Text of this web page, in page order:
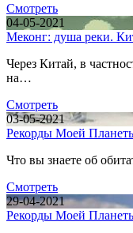
Смотреть
04-05-2021
Меконг: душа реки.
Через Китай, в
на…
Смотреть
03-05-2021
Рекорды Моей
Что вы знаете об
Смотреть
29-04-2021
Рекорды Моей